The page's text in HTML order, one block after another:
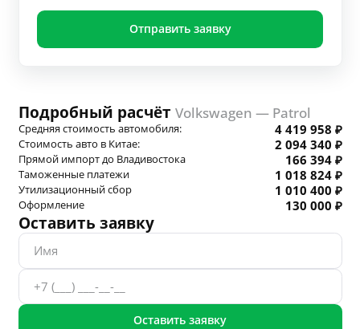
Отправить заявку
Подробный расчёт Volkswagen — Patrol
Средняя стоимость автомобиля: 4 419 958 ₽
Стоимость авто в Китае: 2 094 340 ₽
Прямой импорт до Владивостока 166 394 ₽
Таможенные платежи 1 018 824 ₽
Утилизационный сбор 1 010 400 ₽
Оформление 130 000 ₽
Оставить заявку
Оставить заявку